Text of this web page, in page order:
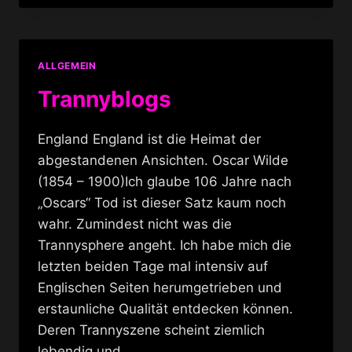
GOOGLE
ALLGEMEIN
Trannyblogs
England England ist die Heimat der
abgestandenen Ansichten. Oscar Wilde
(1854 – 1900)Ich glaube 106 Jahre nach
„Oscars“ Tod ist dieser Satz kaum noch
wahr. Zumindest nicht was die
Trannysphere angeht. Ich habe mich die
letzten beiden Tage mal intensiv auf
Englischen Seiten herumgetrieben und
erstaunliche Qualität entdecken können.
Deren Trannyszene scheint ziemlich